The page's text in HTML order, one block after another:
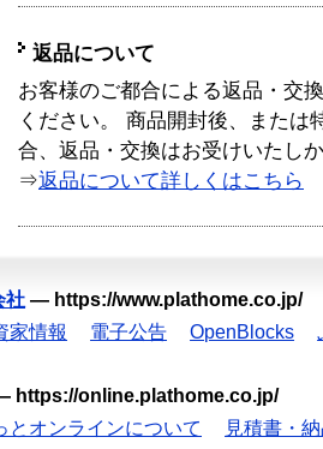
返品について
お客様のご都合による返品・交
ください。 商品開封後、または
合、返品・交換はお受けいたし
⇒返品について詳しくはこちら
社 — https://www.plathome.co.jp/
家情報 電子公告 OpenBlocks
https://online.plathome.co.jp/
とオンラインについて
見積書・